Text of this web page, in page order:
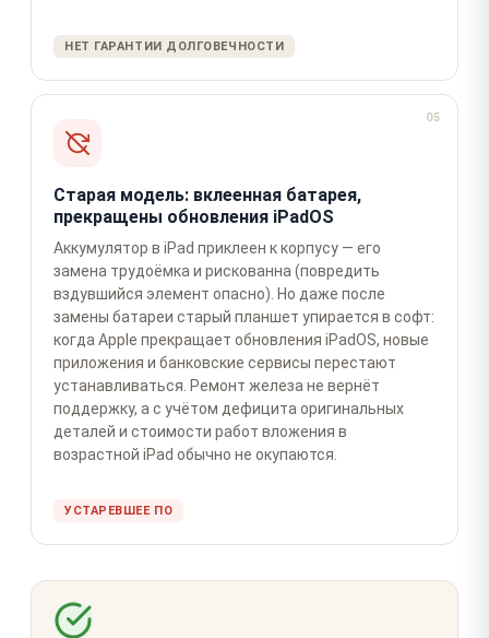
НЕТ ГАРАНТИИ ДОЛГОВЕЧНОСТИ
05
Старая модель: вклеенная батарея,
прекращены обновления iPadOS
Аккумулятор в iPad приклеен к корпусу — его
замена трудоёмка и рискованна (повредить
вздувшийся элемент опасно). Но даже после
замены батареи старый планшет упирается в софт:
когда Apple прекращает обновления iPadOS, новые
приложения и банковские сервисы перестают
устанавливаться. Ремонт железа не вернёт
поддержку, а с учётом дефицита оригинальных
деталей и стоимости работ вложения в
возрастной iPad обычно не окупаются.
УСТАРЕВШЕЕ ПО